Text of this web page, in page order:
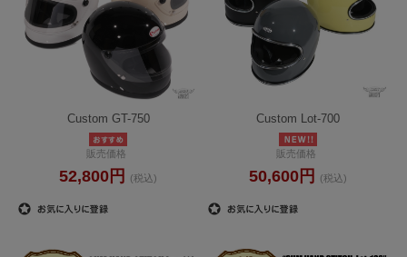
Custom GT-750
販売価格
52,800円 (税込)
Custom Lot-700
販売価格
50,600円 (税込)